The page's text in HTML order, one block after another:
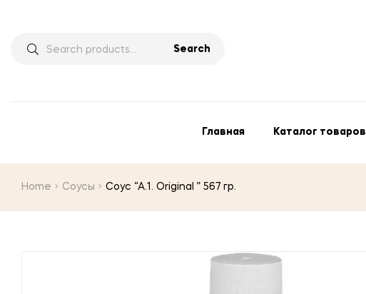
Search
Главная Каталог товаров
Home Соусы Соус “А.1. Original ” 567 гр.